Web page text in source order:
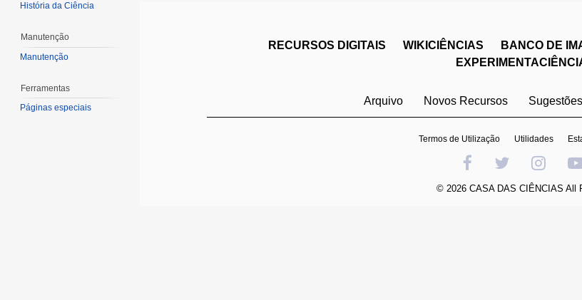
História da Ciência
Manutenção
Manutenção
Ferramentas
Páginas especiais
RECURSOS DIGITAIS WIKICIÊNCIAS BANCO DE
Arquivo Novos Recursos Sugestões
Termos de Utilização Utilidades
© 2026 CASA DAS CIÊNCIAS All